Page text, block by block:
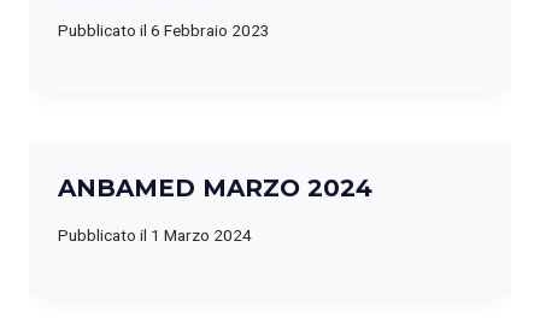
Pubblicato il 6 Febbraio 2023
ANBAMED MARZO 2024
Pubblicato il 1 Marzo 2024